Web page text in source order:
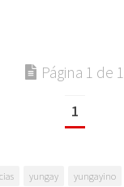
Página 1 de 1
1
yungay yungayino